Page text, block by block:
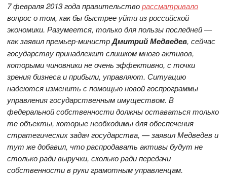
7 февраля 2013 года правительстворассматривало
вопрос о том, как бы быстрее уйти из российской
экономики. Разумеется, только для пользы последней —
как заявил премьер-министрДмитрий Медведев, сейчас
государству принадлежит слишком много активов,
которыми чиновники не очень эффективно, с точки
зрения бизнеса и прибыли, управляют. Ситуацию
надеются изменить с помощью новой госпрограммы
управления государственным имуществом. В
федеральной собственности должны оставаться только
те объекты, которые необходимы для обеспечения
стратегических задач государства, — заявил Медведев и
тут же добавил, что распродавать активы будут не
столько ради выручки, сколько ради передачи
собственности в руки грамотным управленцам.